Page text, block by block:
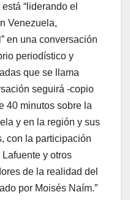
“liderando el
Venezuela,
en una conversación
periodístico y
que se llama
seguirá -copio
40 minutos sobre la
y en la región y sus
con la participación
y otros
de la realidad del
por Moisés Naím.”